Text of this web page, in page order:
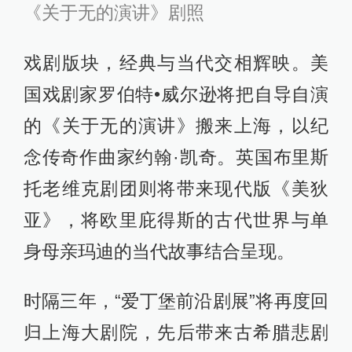
《关于无的演讲》剧照
戏剧版块，经典与当代交相辉映。美
国戏剧家罗伯特•威尔逊将把自导自演
的《关于无的演讲》搬来上海，以纪
念传奇作曲家约翰·凯奇。英国布里斯
托老维克剧团则将带来现代版《美狄
亚》，将欧里庇得斯的古代世界与单
身母亲玛迪的当代故事结合呈现。
时隔三年，“爱丁堡前沿剧展”将再度回
归上海大剧院，先后带来古希腊悲剧